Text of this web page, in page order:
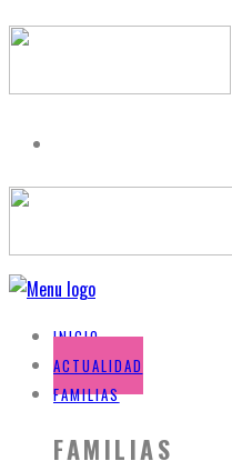
INICIO
ACTUALIDAD
FAMILIAS
FAMILIAS